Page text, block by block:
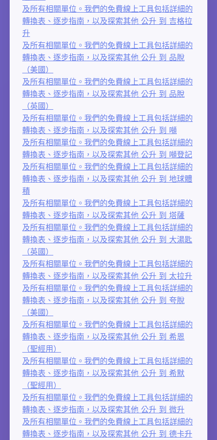
及所有相關單位。我們的免費線上工具包括詳細的
轉換表、逐步指南，以及探索其他 公升 到 吉格拉
升
及所有相關單位。我們的免費線上工具包括詳細的
轉換表、逐步指南，以及探索其他 公升 到 品脫
（美國）
及所有相關單位。我們的免費線上工具包括詳細的
轉換表、逐步指南，以及探索其他 公升 到 品脫
（英國）
及所有相關單位。我們的免費線上工具包括詳細的
轉換表、逐步指南，以及探索其他 公升 到 噸
及所有相關單位。我們的免費線上工具包括詳細的
轉換表、逐步指南，以及探索其他 公升 到 噸登記
及所有相關單位。我們的免費線上工具包括詳細的
轉換表、逐步指南，以及探索其他 公升 到 地球體
積
及所有相關單位。我們的免費線上工具包括詳細的
轉換表、逐步指南，以及探索其他 公升 到 塔薩
及所有相關單位。我們的免費線上工具包括詳細的
轉換表、逐步指南，以及探索其他 公升 到 大湯匙
（英國）
及所有相關單位。我們的免費線上工具包括詳細的
轉換表、逐步指南，以及探索其他 公升 到 太拉升
及所有相關單位。我們的免費線上工具包括詳細的
轉換表、逐步指南，以及探索其他 公升 到 夸脫
（美國）
及所有相關單位。我們的免費線上工具包括詳細的
轉換表、逐步指南，以及探索其他 公升 到 希恩
（聖經用）
及所有相關單位。我們的免費線上工具包括詳細的
轉換表、逐步指南，以及探索其他 公升 到 希默
（聖經用）
及所有相關單位。我們的免費線上工具包括詳細的
轉換表、逐步指南，以及探索其他 公升 到 微升
及所有相關單位。我們的免費線上工具包括詳細的
轉換表、逐步指南，以及探索其他 公升 到 德卡升